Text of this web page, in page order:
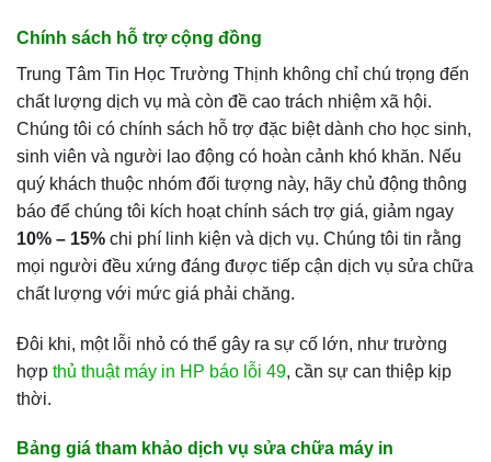
Chính sách hỗ trợ cộng đồng
Trung Tâm Tin Học Trường Thịnh không chỉ chú trọng đến
chất lượng dịch vụ mà còn đề cao trách nhiệm xã hội.
Chúng tôi có chính sách hỗ trợ đặc biệt dành cho học sinh,
sinh viên và người lao động có hoàn cảnh khó khăn. Nếu
quý khách thuộc nhóm đối tượng này, hãy chủ động thông
báo để chúng tôi kích hoạt chính sách trợ giá, giảm ngay
10% – 15% chi phí linh kiện và dịch vụ. Chúng tôi tin rằng
mọi người đều xứng đáng được tiếp cận dịch vụ sửa chữa
chất lượng với mức giá phải chăng.
Đôi khi, một lỗi nhỏ có thể gây ra sự cố lớn, như trường
hợp thủ thuật máy in HP báo lỗi 49, cần sự can thiệp kịp
thời.
Bảng giá tham khảo dịch vụ sửa chữa máy in